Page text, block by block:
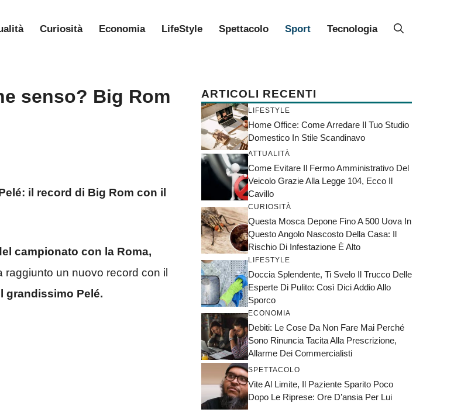
Curiosità Economia LifeStyle Spettacolo Sport Tecnologia
senso? Big Rom
il record di Big Rom con il
campionato con la Roma,
raggiunto un nuovo record con il
grandissimo Pelé.
ARTICOLI RECENTI
LIFESTYLE
Home Office: Come Arredare Il Tuo Studio
Domestico In Stile Scandinavo
ATTUALITÀ
Come Evitare Il Fermo Amministrativo Del
Veicolo Grazie Alla Legge 104, Ecco Il
Cavillo
CURIOSITÀ
Questa Mosca Depone Fino A 500 Uova In
Questo Angolo Nascosto Della Casa: Il
Rischio Di Infestazione È Alto
LIFESTYLE
Doccia Splendente, Ti Svelo Il Trucco Delle
Esperte Di Pulito: Così Dici Addio Allo
Sporco
ECONOMIA
Debiti: Le Cose Da Non Fare Mai Perché
Sono Rinuncia Tacita Alla Prescrizione,
Allarme Dei Commercialisti
SPETTACOLO
Vite Al Limite, Il Paziente Sparito Poco
Dopo Le Riprese: Ore D’ansia Per Lui